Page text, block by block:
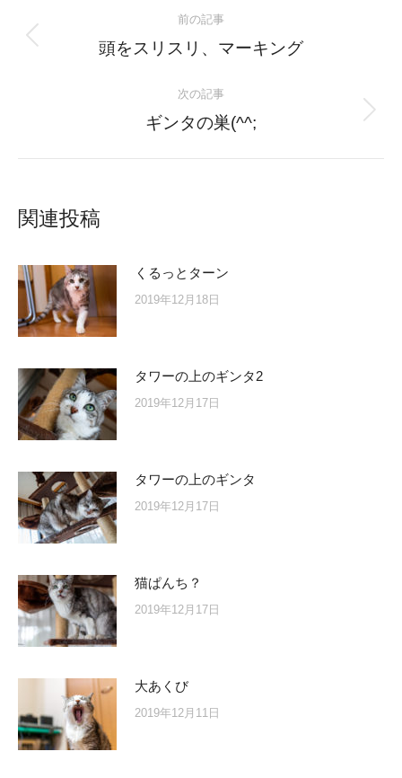
navigation
前の記事
Previous
頭をスリスリ、マーキング
次の記事
Next
ギンタの巣(^^;
関連投稿
くるっとターン
2019年12月18日
タワーの上のギンタ2
2019年12月17日
タワーの上のギンタ
2019年12月17日
猫ぱんち？
2019年12月17日
大あくび
2019年12月11日